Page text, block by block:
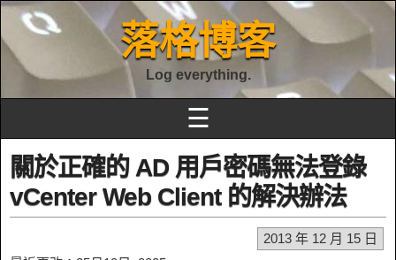
落格博客
Log everything.
☰
關於正確的 AD 用戶密碼無法登錄
vCenter Web Client 的解決辦法
2013 年 12 月 15 日